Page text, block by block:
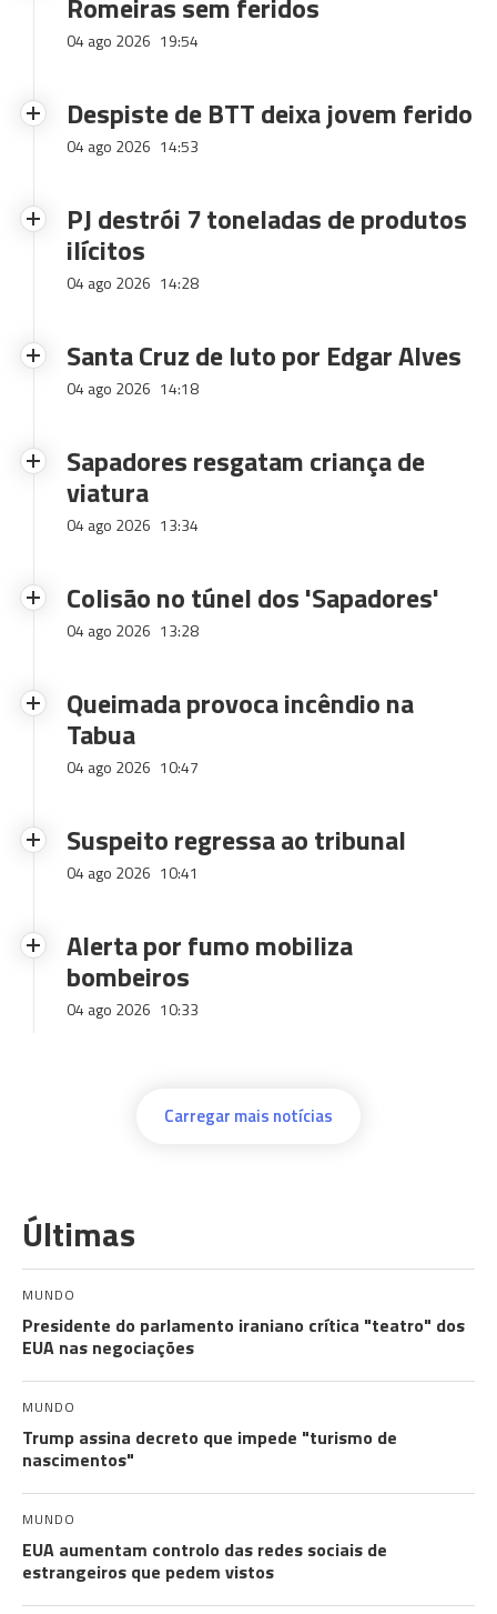
04 ago 2026 19:54
Despiste de BTT deixa jovem ferido
04 ago 2026 14:53
PJ destrói 7 toneladas de produtos
ilícitos
04 ago 2026 14:28
Santa Cruz de luto por Edgar Alves
04 ago 2026 14:18
Sapadores resgatam criança de
viatura
04 ago 2026 13:34
Colisão no túnel dos 'Sapadores'
04 ago 2026 13:28
Queimada provoca incêndio na
Tabua
04 ago 2026 10:47
Suspeito regressa ao tribunal
04 ago 2026 10:41
Alerta por fumo mobiliza
bombeiros
04 ago 2026 10:33
Carregar mais notícias
Últimas
MUNDO
Presidente do parlamento iraniano crítica "teatro" dos
EUA nas negociações
MUNDO
Trump assina decreto que impede "turismo de
nascimentos"
MUNDO
EUA aumentam controlo das redes sociais de
estrangeiros que pedem vistos